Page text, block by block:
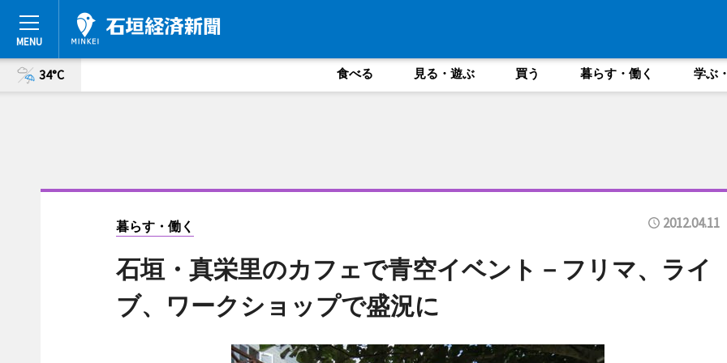
34°C 食べる 見る・遊ぶ 買う 暮らす・働く 学ぶ
暮らす・働く 2012.04.11
石垣・真栄里のカフェで青空イベント－フリマ、ライ
ブ、ワークショップで盛況に